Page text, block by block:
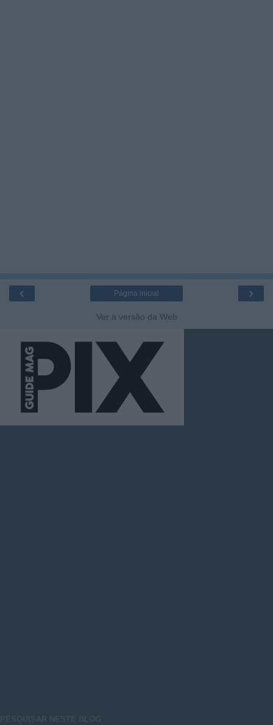
‹ ›
Página inicial
Ver a versão da Web
PESQUISAR NESTE BLOG